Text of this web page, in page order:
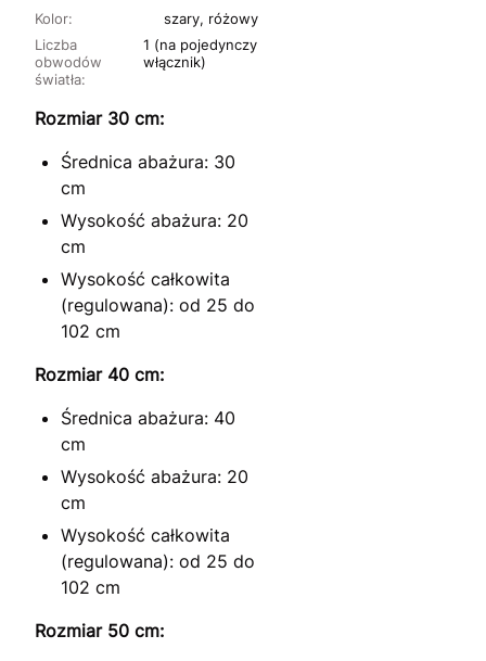
Kolor:
szary, różowy
Liczba
obwodów
światła:
1 (na pojedynczy
włącznik)
Rozmiar 30 cm:
Średnica abażura: 30
cm
Wysokość abażura: 20
cm
Wysokość całkowita
(regulowana): od 25 do
102 cm
Rozmiar 40 cm:
Średnica abażura: 40
cm
Wysokość abażura: 20
cm
Wysokość całkowita
(regulowana): od 25 do
102 cm
Rozmiar 50 cm: